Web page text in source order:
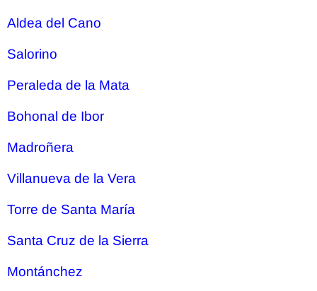
Aldea del Cano
Salorino
Peraleda de la Mata
Bohonal de Ibor
Madroñera
Villanueva de la Vera
Torre de Santa María
Santa Cruz de la Sierra
Montánchez